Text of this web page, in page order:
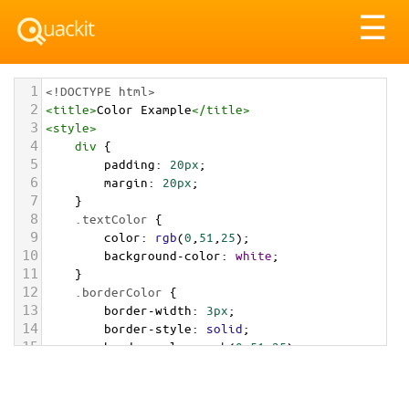
☰
1 <!DOCTYPE html>
2 <title>Color Example</title>
3 <style>
4 div {
5 padding: 20px;
6 margin: 20px;
7 }
8 .textColor {
9 color: rgb(0 51 25);
10 background-color: white;
11 }
12 .borderColor {
13 border-width: 3px;
14 border-style: solid;
15 border-color: rgb(0,51,25);